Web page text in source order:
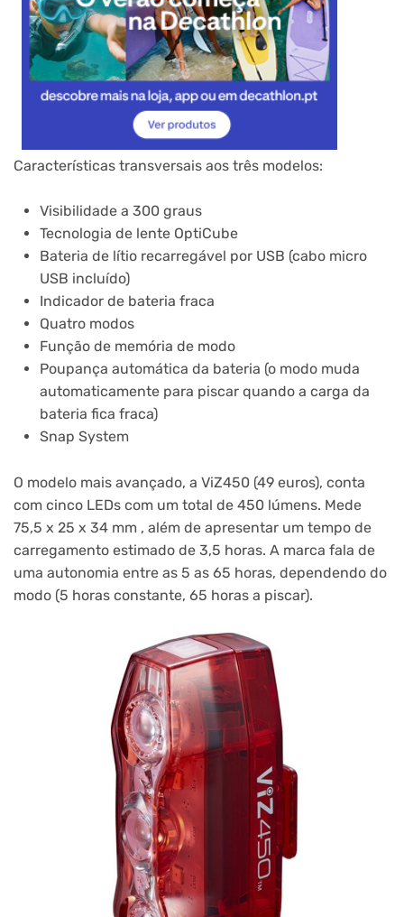
Características transversais aos três modelos:
Visibilidade a 300 graus
Tecnologia de lente OptiCube
Bateria de lítio recarregável por USB (cabo micro
USB incluído)
Indicador de bateria fraca
Quatro modos
Função de memória de modo
Poupança automática da bateria (o modo muda
automaticamente para piscar quando a carga da
bateria fica fraca)
Snap System
O modelo mais avançado, a ViZ450 (49 euros), conta
com cinco LEDs com um total de 450 lúmens. Mede
75,5 x 25 x 34 mm , além de apresentar um tempo de
carregamento estimado de 3,5 horas. A marca fala de
uma autonomia entre as 5 as 65 horas, dependendo do
modo (5 horas constante, 65 horas a piscar).